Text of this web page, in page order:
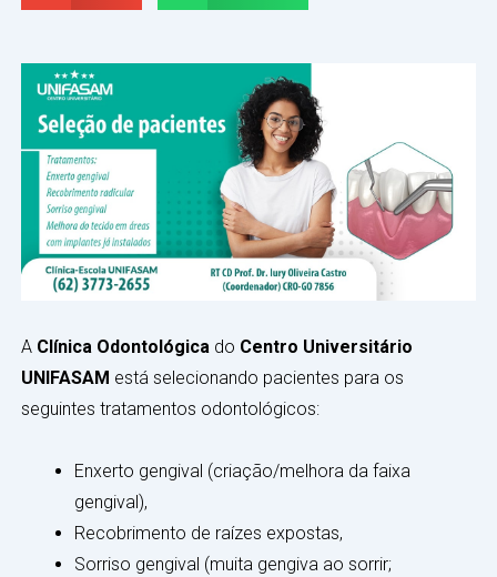
A Clínica Odontológica do Centro Universitário
UNIFASAM está selecionando pacientes para os
seguintes tratamentos odontológicos:
Enxerto gengival (criação/melhora da faixa
gengival),
Recobrimento de raízes expostas,
Sorriso gengival (muita gengiva ao sorrir;